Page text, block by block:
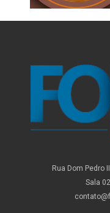
Rua Dom Pedro
Sala